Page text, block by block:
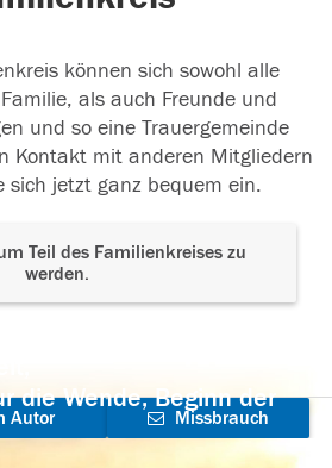
können sich sowohl alle
als auch Freunde und
und so eine Trauergemeinde
Kontakt mit anderen Mitgliedern
sich jetzt ganz bequem ein.
Teil des Familienkreises zu
werden.
die Wende, Beginn der
Autor
Missbrauch